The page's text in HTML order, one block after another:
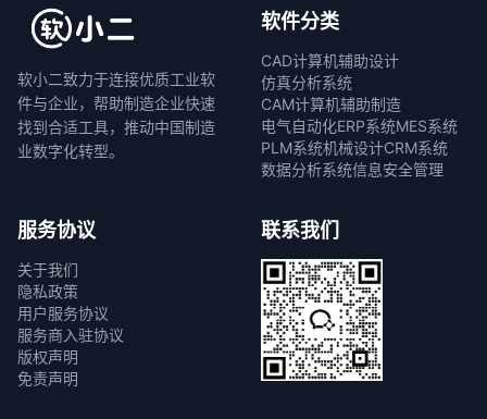
软小二致力于连接优质工业软
件与企业，帮助制造企业快速
找到合适工具，推动中国制造
业数字化转型。
软件分类
CAD计算机辅助设计
仿真分析系统
CAM计算机辅助制造
电气自动化ERP系统MES系统
PLM系统机械设计CRM系统
数据分析系统信息安全管理
服务协议
关于我们
隐私政策
用户服务协议
服务商入驻协议
版权声明
免责声明
联系我们